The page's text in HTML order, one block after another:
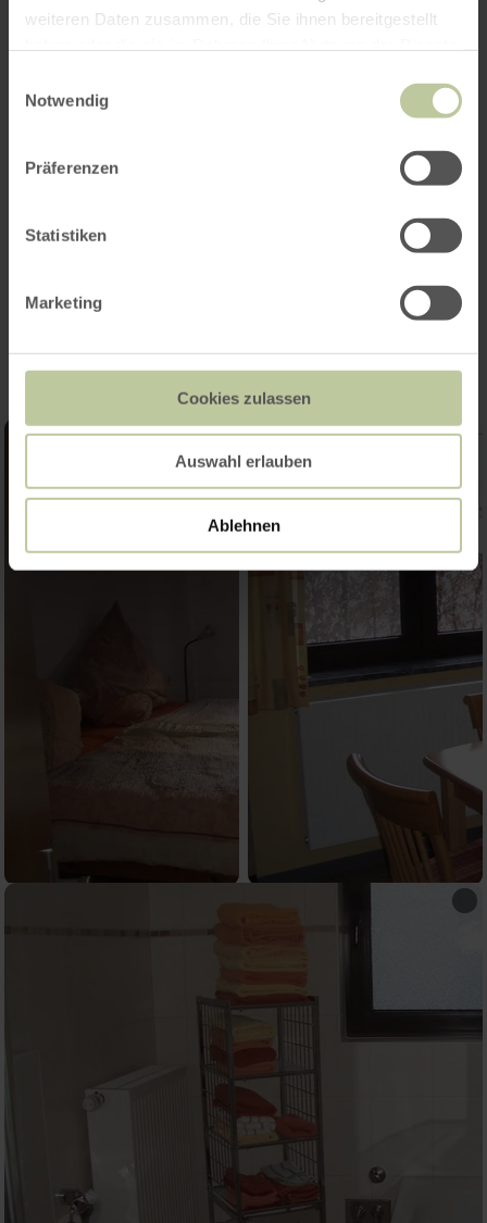
weiteren Daten zusammen, die Sie ihnen bereitgestellt
Notwendig
Präferenzen
Statistiken
Marketing
Cookies zulassen
Auswahl erlauben
Ablehnen
Impressions